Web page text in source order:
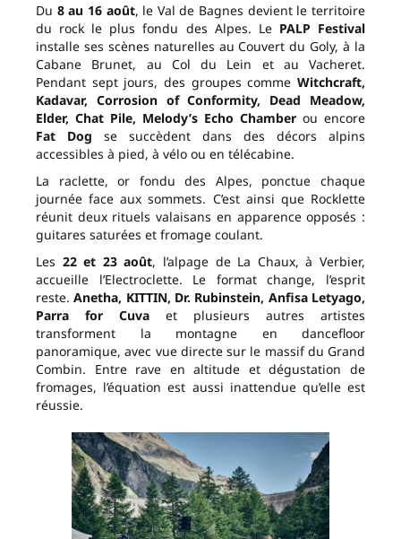
Du 8 au 16 août, le Val de Bagnes devient le territoire
du rock le plus fondu des Alpes. Le PALP Festival
installe ses scènes naturelles au Couvert du Goly, à la
Cabane Brunet, au Col du Lein et au Vacheret.
Pendant sept jours, des groupes comme Witchcraft,
Kadavar, Corrosion of Conformity, Dead Meadow,
Elder, Chat Pile, Melody’s Echo Chamber ou encore
Fat Dog se succèdent dans des décors alpins
accessibles à pied, à vélo ou en télécabine.
La raclette, or fondu des Alpes, ponctue chaque
journée face aux sommets. C’est ainsi que Rocklette
réunit deux rituels valaisans en apparence opposés :
guitares saturées et fromage coulant.
Les 22 et 23 août, l’alpage de La Chaux, à Verbier,
accueille l’Electroclette. Le format change, l’esprit
reste.Anetha, KITTIN, Dr. Rubinstein, Anfisa Letyago,
Parra for Cuva et plusieurs autres artistes
transforment la montagne en dancefloor
panoramique, avec vue directe sur le massif du Grand
Combin. Entre rave en altitude et dégustation de
fromages, l’équation est aussi inattendue qu’elle est
réussie.